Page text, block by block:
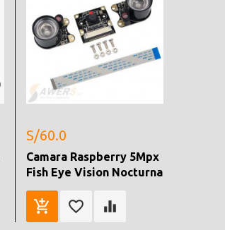
S/60.0
Camara Raspberry 5Mpx
Fish Eye Vision Nocturna